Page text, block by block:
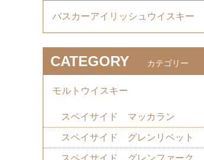
バスカーアイリッシュウイスキー
CATEGORY カテゴリー
モルトウイスキー
スペイサイド マッカラン
スペイサイド グレンリベット
スペイサイド グレンファーク